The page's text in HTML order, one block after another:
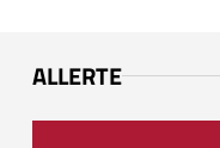
ALLERTE